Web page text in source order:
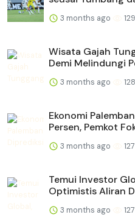
3 months ago 129
Wisata Gajah
Demi Melindungi
3 months ago 128
Ekonomi
Persen, Pemkot
3 months ago 127
Temui Investor
Optimistis Aliran
3 months ago 127